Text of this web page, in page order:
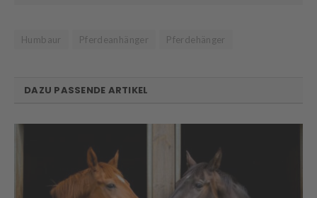
Humbaur Pferdeanhänger Pferdehänger
DAZU PASSENDE ARTIKEL